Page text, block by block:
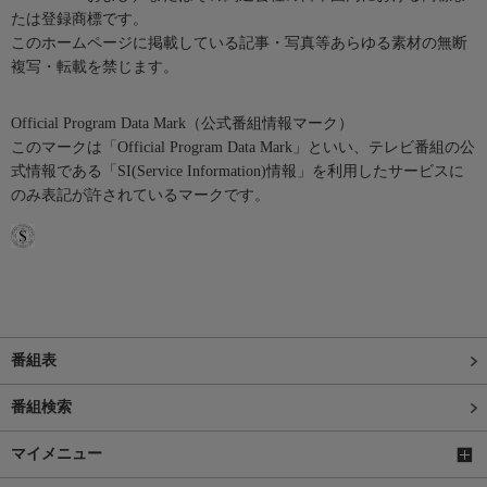
たは登録商標です。
このホームページに掲載している記事・写真等あらゆる素材の無断
複写・転載を禁じます。
Official Program Data Mark（公式番組情報マーク）
このマークは「Official Program Data Mark」といい、テレビ番組の公
式情報である「SI(Service Information)情報」を利用したサービスに
のみ表記が許されているマークです。
番組表
番組検索
マイメニュー